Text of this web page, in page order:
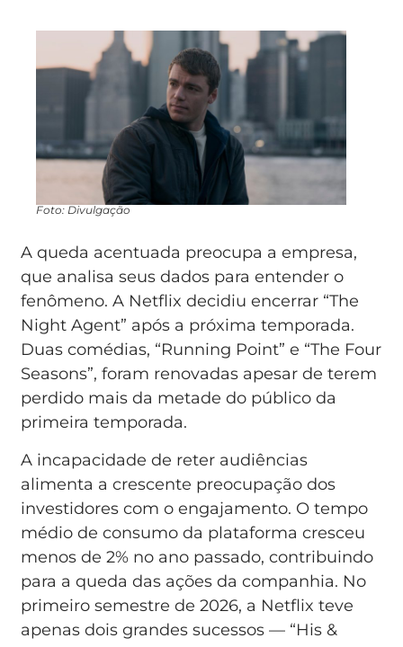
Foto: Divulgação
A queda acentuada preocupa a empresa,
que analisa seus dados para entender o
fenômeno. A Netflix decidiu encerrar “The
Night Agent” após a próxima temporada.
Duas comédias, “Running Point” e “The Four
Seasons”, foram renovadas apesar de terem
perdido mais da metade do público da
primeira temporada.
A incapacidade de reter audiências
alimenta a crescente preocupação dos
investidores com o engajamento. O tempo
médio de consumo da plataforma cresceu
menos de 2% no ano passado, contribuindo
para a queda das ações da companhia. No
primeiro semestre de 2026, a Netflix teve
apenas dois grandes sucessos — “His &